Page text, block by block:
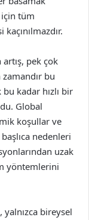
için tüm
pek çok
bu
kadar hızlı bir
Global
koşullar ve
nedenleri
uzak
yöntemlerini
yalnızca bireysel